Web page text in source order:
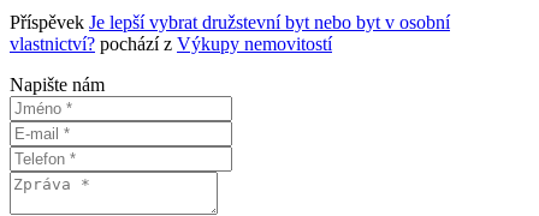
Příspěvek Je lepší vybrat družstevní byt nebo byt v osobní
vlastnictví? pochází z Výkupy nemovitostí
Napište nám